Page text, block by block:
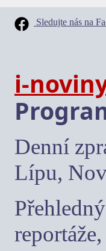
Sledujte nás na
i-
Denní
Lípu,